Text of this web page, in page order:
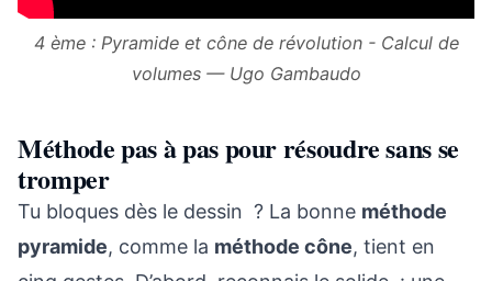
4 ème : Pyramide et cône de révolution - Calcul de
volumes — Ugo Gambaudo
Méthode pas à pas pour résoudre sans se
tromper
Tu bloques dès le dessin ? La bonne méthode
pyramide, comme la méthode cône, tient en